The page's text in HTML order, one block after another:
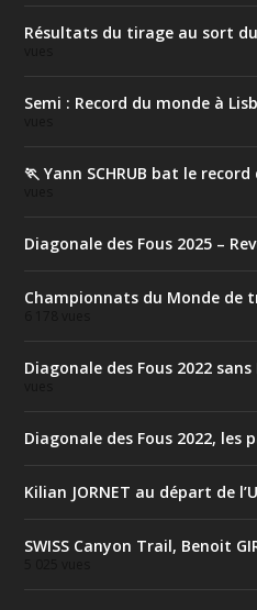
Résultats du tirage au sort
Semi : Record du monde à
🏃 Yann SCHRUB bat le
Diagonale des Fous 2025 –
Championnats du Monde de
Diagonale des Fous 2022 sans
Diagonale des Fous 2022, les
Kilian JORNET au départ de
SWISS Canyon Trail, Benoit